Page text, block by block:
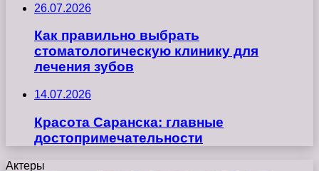
26.07.2026
Как правильно выбрать
стоматологическую клинику для
лечения зубов
14.07.2026
Красота Саранска: главные
достопримечательности
Актеры